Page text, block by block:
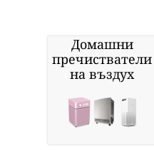
Домашни
пречистватели
на въздух